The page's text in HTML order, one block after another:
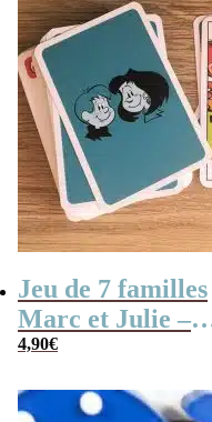
Jeu de 7 familles
Marc et Julie –
Les meilleures
4,90€